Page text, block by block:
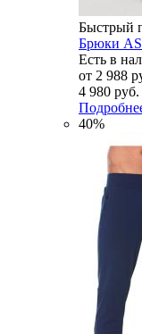
Быстрый
Брюки
Есть в
от 2 988
4 980 руб.
40%